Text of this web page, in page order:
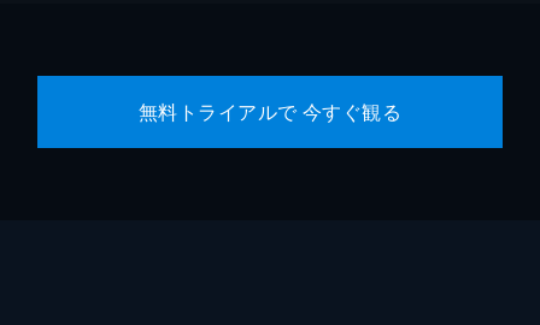
無料トライアルで 今すぐ観る